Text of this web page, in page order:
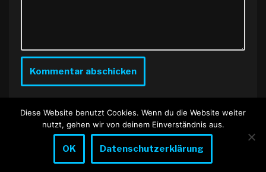
Neve | Präsentiert vonWordPress
Diese Website benutzt Cookies. Wenn du die Website weiter
nutzt, gehen wir von deinem Einverständnis aus.
OK Datenschutzerklärung